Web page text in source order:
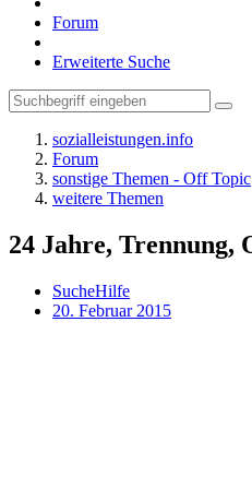
Forum
Erweiterte Suche
sozialleistungen.info
Forum
sonstige Themen - Off Topic
weitere Themen
24 Jahre, Trennung,
SucheHilfe
20. Februar 2015